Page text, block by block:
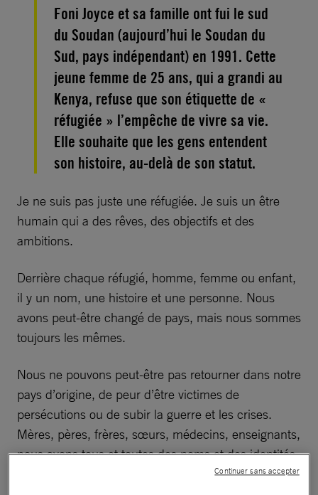
Foni Joyce et sa famille ont fui le sud
du Soudan (aujourd’hui le Soudan du
Sud, pays indépendant) en 1991. Cette
jeune femme de 25 ans, qui a grandi au
Kenya, refuse que son étiquette de «
réfugiée » l’empêche de vivre sa vie.
Elle souhaite que les gens entendent
son histoire, au-delà de son statut.
Je ne suis pas juste une réfugiée. Je suis un être
humain qui a des rêves, des objectifs et des
ambitions.
Derrière chaque réfugié, homme, femme ou enfant,
il y un nom, une histoire et une personne. Nous
avons peut-être changé de pays, mais nous sommes
toujours les mêmes.
Nous ne pouvons peut-être pas retourner dans notre
pays d’origine, de peur d’être victimes de
persécutions ou de subir la guerre et les crises.
Mères, pères, frères, sœurs, médecins, enseignants,
nous avons tous et toutes des noms et des identités
qui dépassent le terme de « réfugié » mais, bien
Continuer sans accepter